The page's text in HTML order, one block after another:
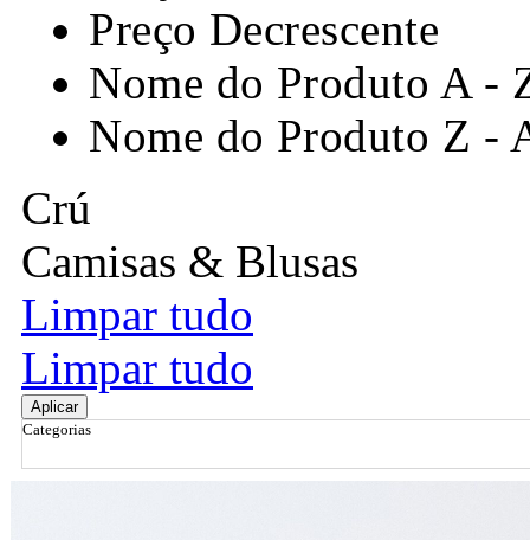
Preço Decrescente
Nome do Produto A -
Nome do Produto Z -
Crú
Camisas & Blusas
Limpar tudo
Limpar tudo
Aplicar
Categorias